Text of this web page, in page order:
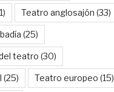
Teatro anglosajón (33)
(25)
teatro (30)
(25) Teatro europeo (15)